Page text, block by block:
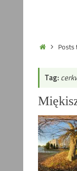
HomePosts
Tag: